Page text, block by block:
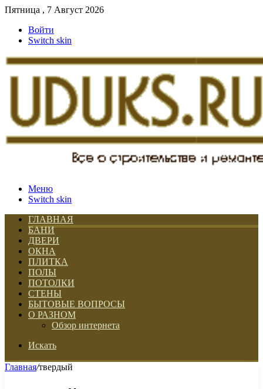
Пятница , 7 Август 2026
Войти
Switch skin
Меню
Switch skin
ГЛАВНАЯ
БАНИ
ДВЕРИ
ОКНА
ПЛИТКА
ПОЛЫ
ПОТОЛКИ
СТЕНЫ
БЫТОВЫЕ ВОПРОСЫ
О РАЗНОМ
Обзор интернета
Искать
Главная/твердый